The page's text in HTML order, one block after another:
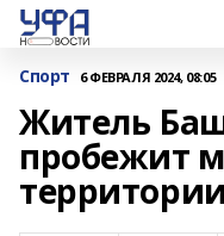
Спорт 6 ФЕВРАЛЯ 2024, 08:05
Житель
пробежит